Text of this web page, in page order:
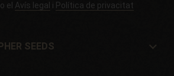
el Avís legal i Política de privacitat
SEEDS